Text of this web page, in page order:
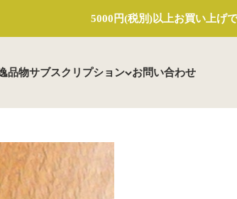
5000円(税別)以上お買い上げ
品物サブスクリプション お問い合わせ